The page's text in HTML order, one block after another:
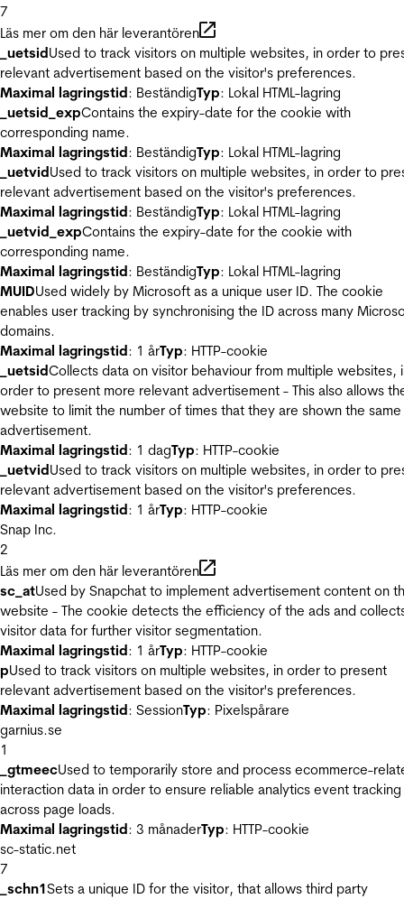
7
Läs mer om den här leverantören
_uetsidUsed to track visitors on multiple websites, in order to
relevant advertisement based on the visitor's preferences.
Maximal lagringstid: BeständigTyp: Lokal HTML-lagring
_uetsid_expContains the expiry-date for the cookie with
corresponding name.
Maximal lagringstid: BeständigTyp: Lokal HTML-lagring
_uetvidUsed to track visitors on multiple websites, in order to
relevant advertisement based on the visitor's preferences.
Maximal lagringstid: BeständigTyp: Lokal HTML-lagring
_uetvid_expContains the expiry-date for the cookie with
corresponding name.
Maximal lagringstid: BeständigTyp: Lokal HTML-lagring
MUIDUsed widely by Microsoft as a unique user ID. The cookie
enables user tracking by synchronising the ID across many
domains.
Maximal lagringstid: 1 årTyp: HTTP-cookie
_uetsidCollects data on visitor behaviour from multiple websites,
order to present more relevant advertisement - This also allows
website to limit the number of times that they are shown the same
advertisement.
Maximal lagringstid: 1 dagTyp: HTTP-cookie
_uetvidUsed to track visitors on multiple websites, in order to
relevant advertisement based on the visitor's preferences.
Maximal lagringstid: 1 årTyp: HTTP-cookie
Snap Inc.
2
Läs mer om den här leverantören
sc_atUsed by Snapchat to implement advertisement content on
website - The cookie detects the efficiency of the ads and
visitor data for further visitor segmentation.
Maximal lagringstid: 1 årTyp: HTTP-cookie
pUsed to track visitors on multiple websites, in order to present
relevant advertisement based on the visitor's preferences.
Maximal lagringstid: SessionTyp: Pixelspårare
garnius.se
1
_gtmeecUsed to temporarily store and process ecommerce-
interaction data in order to ensure reliable analytics event tracking
across page loads.
Maximal lagringstid: 3 månaderTyp: HTTP-cookie
sc-static.net
7
_schn1Sets a unique ID for the visitor, that allows third party